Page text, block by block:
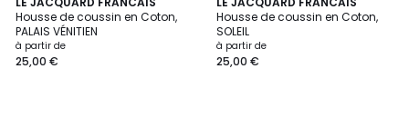
Housse de coussin en Coton,
PALAIS VÉNITIEN
à partir de
25,00 €
2
Couleurs
Housse de coussin en Coton,
SOLEIL
à partir de
25,00 €